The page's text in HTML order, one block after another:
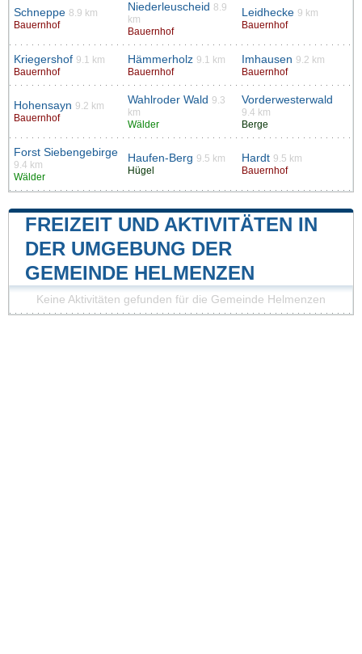
Schneppe 8.9 km
Bauernhof
Niederleuscheid 8.9
km
Bauernhof
Leidhecke 9 km
Bauernhof
Kriegershof 9.1 km
Bauernhof
Hämmerholz 9.1 km
Bauernhof
Imhausen 9.2 km
Bauernhof
Hohensayn 9.2 km
Bauernhof
Wahlroder Wald 9.3
km
Wälder
Vorderwesterwald
9.4 km
Berge
Forst Siebengebirge
9.4 km
Wälder
Haufen-Berg 9.5 km
Hügel
Hardt 9.5 km
Bauernhof
FREIZEIT UND AKTIVITÄTEN IN
DER UMGEBUNG DER
GEMEINDE HELMENZEN
Keine Aktivitäten gefunden für die Gemeinde Helmenzen